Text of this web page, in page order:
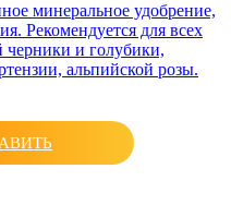
минеральное удобрение,
Рекомендуется для всех
черники и голубики,
альпийской розы.